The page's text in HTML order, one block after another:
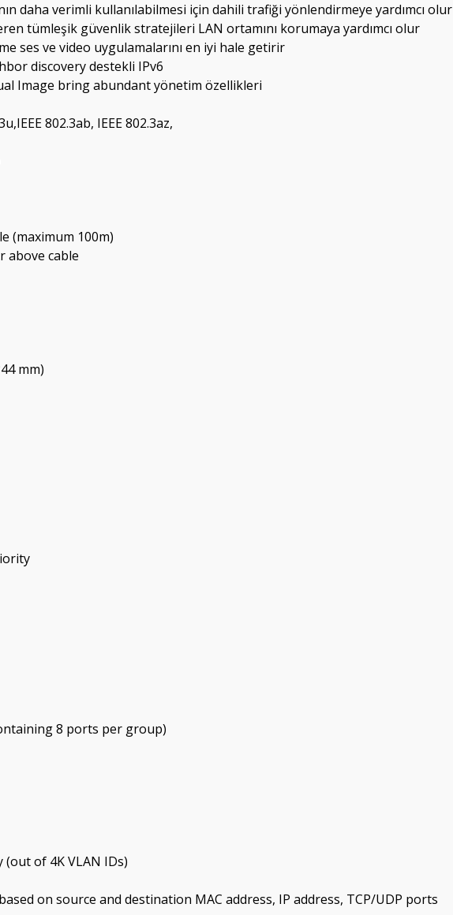
daha verimli kullanılabilmesi için dahili trafiği yönlendirmeye yardımcı olur
tümleşik güvenlik stratejileri LAN ortamını korumaya yardımcı olur
ses ve video uygulamalarını en iyi hale getirir
discovery destekli IPv6
Image bring abundant yönetim özellikleri
802.3ab, IEEE 802.3az,
(maximum 100m)
above cable
mm)
8 ports per group)
of 4K VLAN IDs)
on source and destination MAC address, IP address, TCP/UDP ports